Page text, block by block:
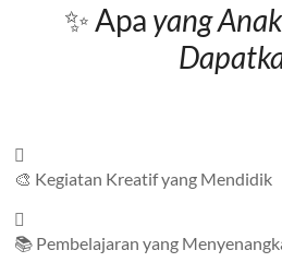
✨ Apa yang
🎨 Kegiatan Kreatif yang Mendidik
📚 Pembelajaran yang